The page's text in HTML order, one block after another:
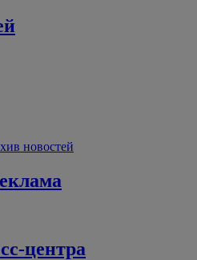
новостей
центра